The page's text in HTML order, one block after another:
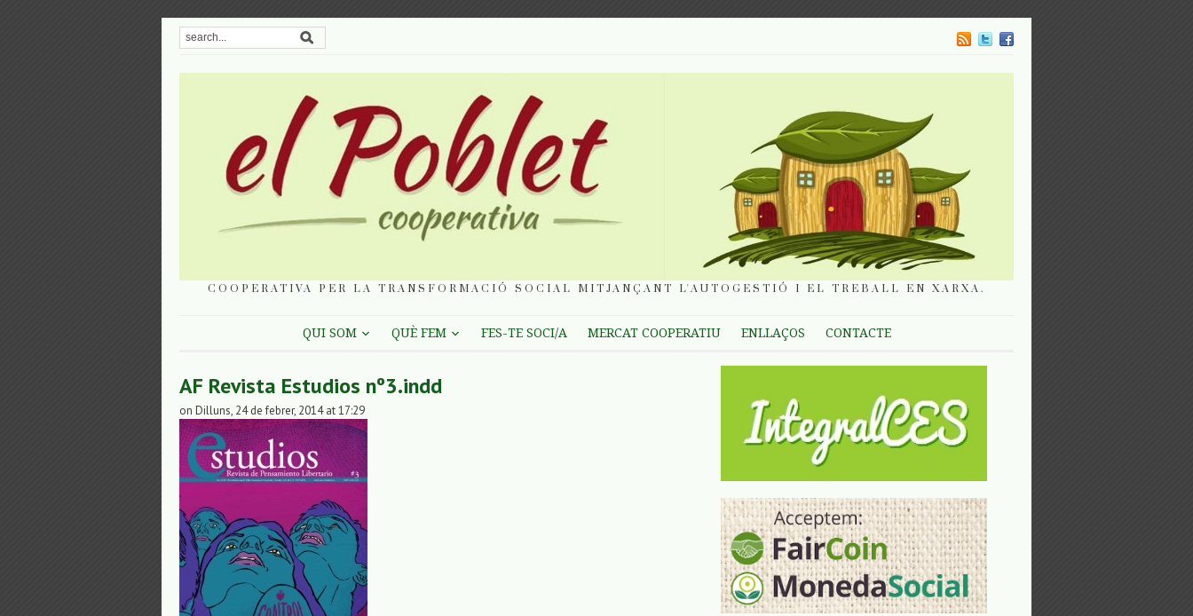
COOPERATIVA PER LA TRANSFORMACIÓ SOCIAL MITJANÇANT L'AUTOGESTIÓ I EL TREBALL EN XARXA.
QUI SOM QUÈ FEM FES-TE SOCI/A MERCAT COOPERATIU ENLLAÇOS CONTACTE
AF Revista Estudios nº3.indd
on Dilluns, 24 de febrer, 2014 at 17:29